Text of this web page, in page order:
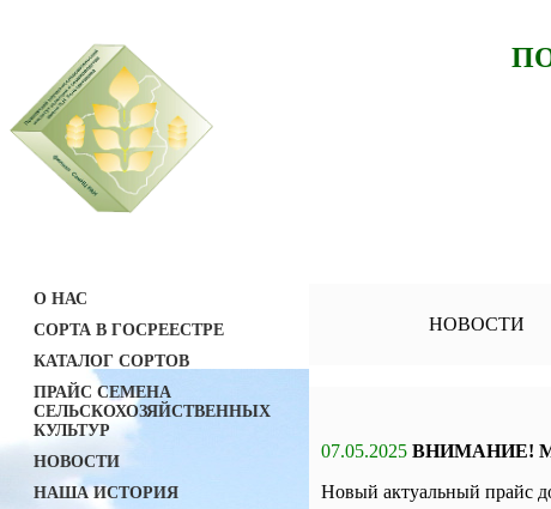
О НАС
СОРТА В ГОСРЕЕСТРЕ
КАТАЛОГ СОРТОВ
ПРАЙС СЕМЕНА
СЕЛЬСКОХОЗЯЙСТВЕННЫХ
КУЛЬТУР
НОВОСТИ
НАША ИСТОРИЯ
НОВОСТИ
07.05.2025 ВНИМАНИЕ!
Новый актуальный прайс